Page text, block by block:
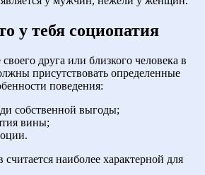
у тебя социопатия
друга или близкого человека в
присутствовать определенные
поведения:
собственной выгоды;
вины;
наиболее характерной для